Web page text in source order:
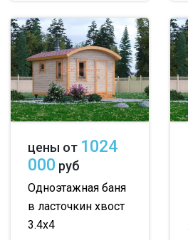
цены от 1024
000 руб
Одноэтажная баня
в ласточкин хвост
3.4х4